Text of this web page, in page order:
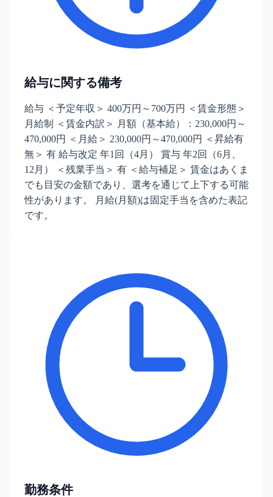
給与に関する備考
給与 ＜予定年収＞ 400万円～700万円 ＜賃金形態＞
月給制 ＜賃金内訳＞ 月額（基本給）：230,000円～
470,000円 ＜月給＞ 230,000円～470,000円 ＜昇給有
無＞ 有 給与改定 年1回（4月） 賞与 年2回（6月、
12月） ＜残業手当＞ 有 ＜給与補足＞ 賃金はあくま
でも目安の金額であり、選考を通じて上下する可能
性があります。 月給(月額)は固定手当を含めた表記
です。
勤務条件